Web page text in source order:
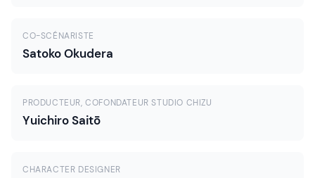
CO-SCÉNARISTE
Satoko Okudera
PRODUCTEUR, COFONDATEUR STUDIO CHIZU
Yuichiro Saitō
CHARACTER DESIGNER